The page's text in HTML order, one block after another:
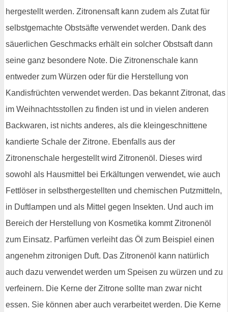
hergestellt werden. Zitronensaft kann zudem als Zutat für
selbstgemachte Obstsäfte verwendet werden. Dank des
säuerlichen Geschmacks erhält ein solcher Obstsaft dann
seine ganz besondere Note. Die Zitronenschale kann
entweder zum Würzen oder für die Herstellung von
Kandisfrüchten verwendet werden. Das bekannt Zitronat, das
im Weihnachtsstollen zu finden ist und in vielen anderen
Backwaren, ist nichts anderes, als die kleingeschnittene
kandierte Schale der Zitrone. Ebenfalls aus der
Zitronenschale hergestellt wird Zitronenöl. Dieses wird
sowohl als Hausmittel bei Erkältungen verwendet, wie auch
Fettlöser in selbsthergestellten und chemischen Putzmitteln,
in Duftlampen und als Mittel gegen Insekten. Und auch im
Bereich der Herstellung von Kosmetika kommt Zitronenöl
zum Einsatz. Parfümen verleiht das Öl zum Beispiel einen
angenehm zitronigen Duft. Das Zitronenöl kann natürlich
auch dazu verwendet werden um Speisen zu würzen und zu
verfeinern. Die Kerne der Zitrone sollte man zwar nicht
essen. Sie können aber auch verarbeitet werden. Die Kerne